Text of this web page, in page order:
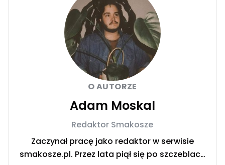
O AUTORZE
Adam Moskal
Redaktor Smakosze
Zaczynał pracę jako redaktor w serwisie
smakosze.pl. Przez lata piął się po szczeblach